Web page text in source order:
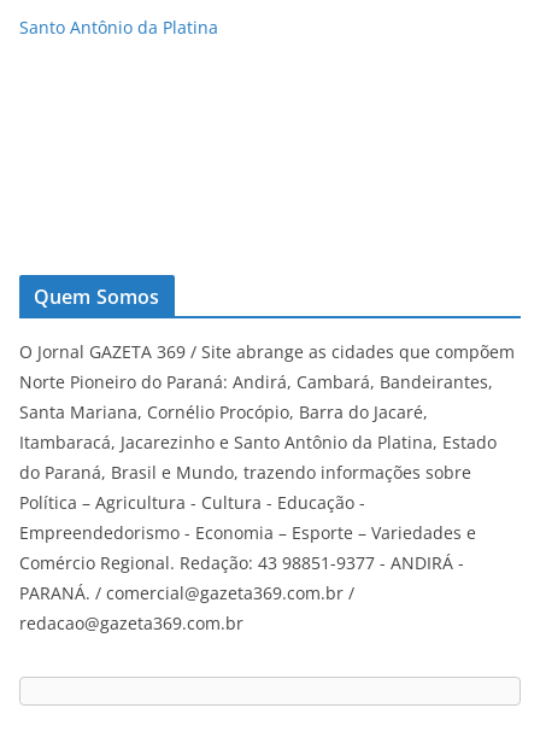
Santo Antônio da Platina
Quem Somos
O Jornal GAZETA 369 / Site abrange as cidades que compõem
Norte Pioneiro do Paraná: Andirá, Cambará, Bandeirantes,
Santa Mariana, Cornélio Procópio, Barra do Jacaré,
Itambaracá, Jacarezinho e Santo Antônio da Platina, Estado
do Paraná, Brasil e Mundo, trazendo informações sobre
Política – Agricultura - Cultura - Educação -
Empreendedorismo - Economia – Esporte – Variedades e
Comércio Regional. Redação: 43 98851-9377 - ANDIRÁ -
PARANÁ. / comercial@gazeta369.com.br /
redacao@gazeta369.com.br